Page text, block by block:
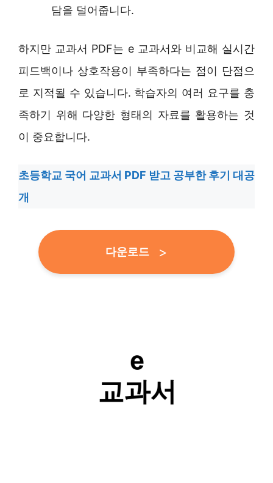
담을 덜어줍니다.
하지만 교과서 PDF는 e 교과서와 비교해 실시간
피드백이나 상호작용이 부족하다는 점이 단점으
로 지적될 수 있습니다. 학습자의 여러 요구를 충
족하기 위해 다양한 형태의 자료를 활용하는 것
이 중요합니다.
초등학교 국어 교과서 PDF 받고 공부한 후기 대공
개
다운로드